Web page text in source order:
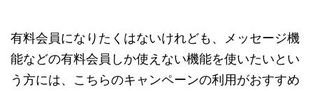
有料会員になりたくはないけれども、メッセージ機
能などの有料会員しか使えない機能を使いたいとい
う方には、こちらのキャンペーンの利用がおすすめ